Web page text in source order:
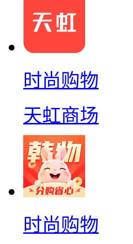
时尚购物
天虹商场
时尚购物